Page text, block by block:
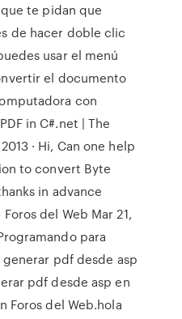
te pidan que
de hacer doble clic
usar el menú
el documento
con
in C#.net | The
· Hi, Can one help
to convert Byte
in advance
del Web Mar 21,
para
generar pdf desde asp
pdf desde asp en
Foros del Web.hola